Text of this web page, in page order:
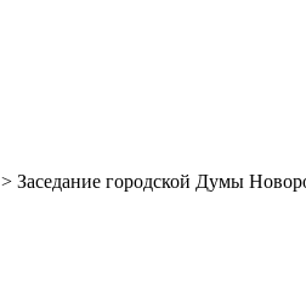
> Заседание городской Думы